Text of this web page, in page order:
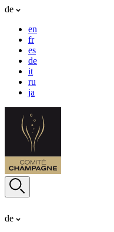
de
en
fr
es
de
it
ru
ja
de